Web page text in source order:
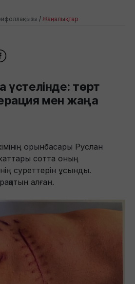
/ Жаңалықтар
үстелінде: төрт
мен жаңа
орынбасары Руслан
сотта оның
суреттерін ұсынды.
алған.